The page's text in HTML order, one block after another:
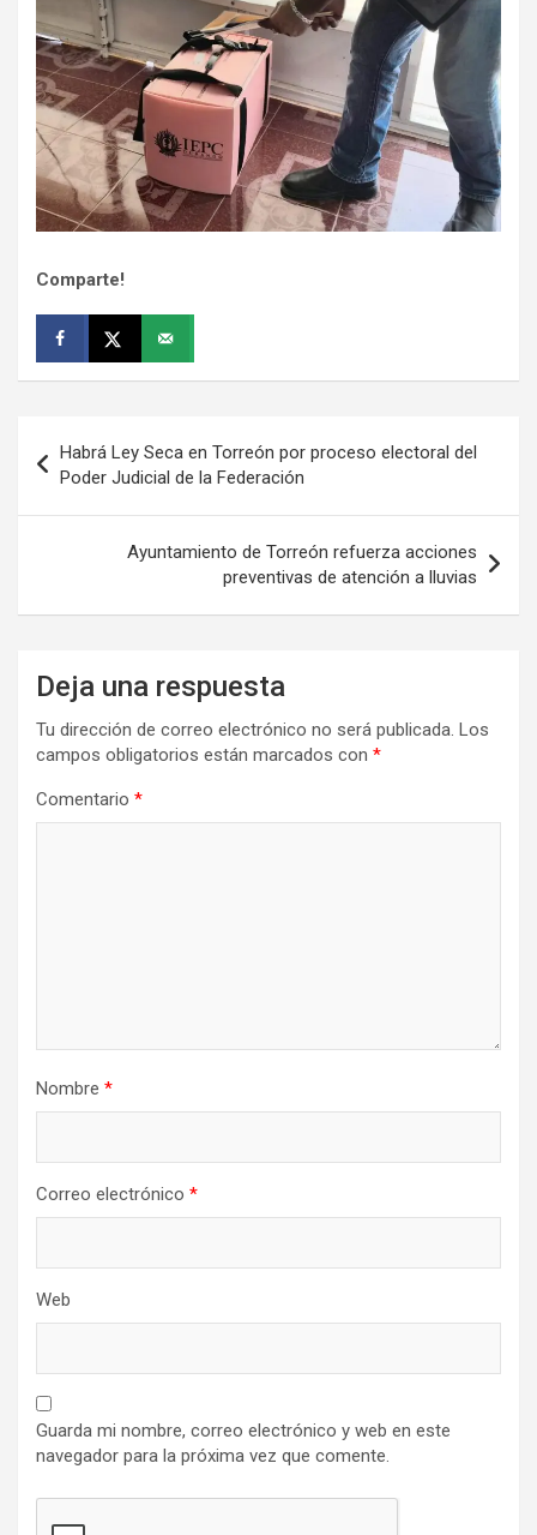
Comparte!
de
entradas
Habrá Ley Seca en Torreón por proceso electoral del
Poder Judicial de la Federación
Ayuntamiento de Torreón refuerza acciones
preventivas de atención a lluvias
Deja una respuesta
Tu dirección de correo electrónico no será publicada. Los
campos obligatorios están marcados con *
Comentario *
Nombre *
Correo electrónico *
Web
Guarda mi nombre, correo electrónico y web en este
navegador para la próxima vez que comente.